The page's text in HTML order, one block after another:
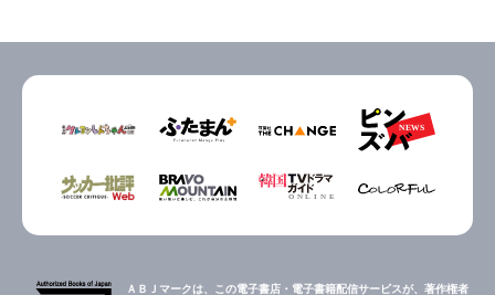
ＡＢＪマークは、この電子書店・電子書籍配信サービスが、著作権者